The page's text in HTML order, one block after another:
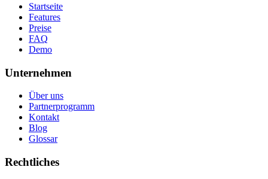
Startseite
Features
Preise
FAQ
Demo
Unternehmen
Über uns
Partnerprogramm
Kontakt
Blog
Glossar
Rechtliches